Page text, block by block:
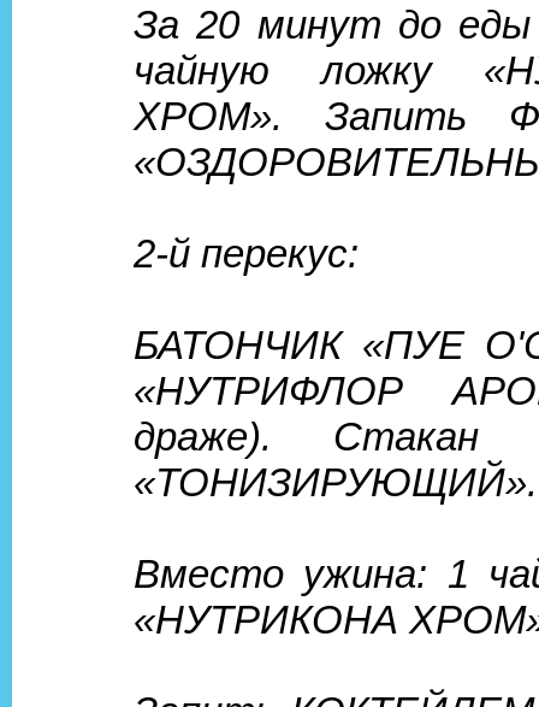
За 20 минут до
чайную ложку
ХРОМ». Запить
2-й перекус:
БАТОНЧИК «ПУЕ
«НУТРИФЛОР
драже). Стакан
«ТОНИЗИРУЮЩИЙ».
Вместо ужина: 1
«НУТРИКОНА